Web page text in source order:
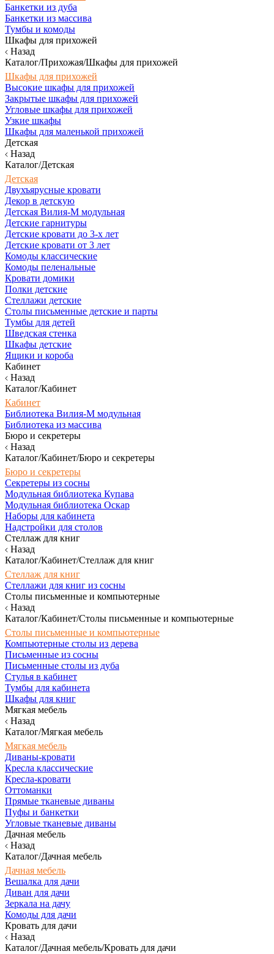
Банкетки из дуба
Банкетки из массива
Тумбы и комоды
Шкафы для прихожей
Назад
Каталог/Прихожая/Шкафы для прихожей
Шкафы для прихожей
Высокие шкафы для прихожей
Закрытые шкафы для прихожей
Угловые шкафы для прихожей
Узкие шкафы
Шкафы для маленькой прихожей
Детская
Назад
Каталог/Детская
Детская
Двухъярусные кровати
Декор в детскую
Детская Вилия-М модульная
Детские гарнитуры
Детские кровати до 3-х лет
Детские кровати от 3 лет
Комоды классические
Комоды пеленальные
Кровати домики
Полки детские
Стеллажи детские
Столы письменные детские и парты
Тумбы для детей
Шведская стенка
Шкафы детские
Ящики и короба
Кабинет
Назад
Каталог/Кабинет
Кабинет
Библиотека Вилия-М модульная
Библиотека из массива
Бюро и секретеры
Назад
Каталог/Кабинет/Бюро и секретеры
Бюро и секретеры
Секретеры из сосны
Модульная библиотека Купава
Модульная библиотека Оскар
Наборы для кабинета
Надстройки для столов
Стеллаж для книг
Назад
Каталог/Кабинет/Стеллаж для книг
Стеллаж для книг
Стеллажи для книг из сосны
Столы письменные и компьютерные
Назад
Каталог/Кабинет/Столы письменные и компьютерные
Столы письменные и компьютерные
Компьютерные столы из дерева
Письменные из сосны
Письменные столы из дуба
Стулья в кабинет
Тумбы для кабинета
Шкафы для книг
Мягкая мебель
Назад
Каталог/Мягкая мебель
Мягкая мебель
Диваны-кровати
Кресла классические
Кресла-кровати
Оттоманки
Прямые тканевые диваны
Пуфы и банкетки
Угловые тканевые диваны
Дачная мебель
Назад
Каталог/Дачная мебель
Дачная мебель
Вешалка для дачи
Диван для дачи
Зеркала на дачу
Комоды для дачи
Кровать для дачи
Назад
Каталог/Дачная мебель/Кровать для дачи